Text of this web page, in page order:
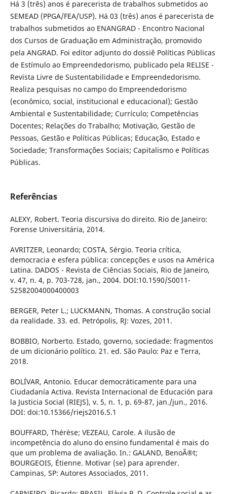
Há 3 (três) anos é parecerista de trabalhos submetidos ao
SEMEAD (PPGA/FEA/USP). Há 03 (três) anos é parecerista de
trabalhos submetidos ao ENANGRAD - Encontro Nacional
dos Cursos de Graduação em Administração, promovido
pela ANGRAD. Foi editor adjunto do dossiê Políticas Públicas
de Estímulo ao Empreendedorismo, publicado pela RELISE -
Revista Livre de Sustentabilidade e Empreendedorismo.
Realiza pesquisas no campo do Empreendedorismo
(econômico, social, institucional e educacional); Gestão
Ambiental e Sustentabilidade; Currículo; Competências
Docentes; Relações do Trabalho; Motivação, Gestão de
Pessoas, Gestão e Políticas Públicas; Educação, Estado e
Sociedade; Transformações Sociais; Capitalismo e Políticas
Públicas.
Referências
ALEXY, Robert. Teoria discursiva do direito. Rio de Janeiro:
Forense Universitária, 2014.
AVRITZER, Leonardo; COSTA, Sérgio. Teoria crítica,
democracia e esfera pública: concepções e usos na América
Latina. DADOS - Revista de Ciências Sociais, Rio de Janeiro,
v. 47, n. 4, p. 703-728, jan., 2004. DOI:10.1590/S0011-
52582004000400003
BERGER, Peter L.; LUCKMANN, Thomas. A construção social
da realidade. 33. ed. Petrópolis, RJ: Vozes, 2011.
BOBBIO, Norberto. Estado, governo, sociedade: fragmentos
de um dicionário político. 21. ed. São Paulo: Paz e Terra,
2018.
BOLÍVAR, Antonio. Educar democráticamente para una
Ciudadanía Activa. Revista Internacional de Educación para
la Justicia Social (RIEJS), v. 5, n. 1, p. 69-87, jan./jun., 2016.
DOI: doi:10.15366/riejs2016.5.1
BOUFFARD, Thérèse; VEZEAU, Carole. A ilusão de
incompetência do aluno do ensino fundamental é mais do
que um problema de avaliação. In.: GALAND, BenoÃ®t;
BOURGEOIS, Étienne. Motivar (se) para aprender.
Campinas, SP: Autores Associados, 2011.